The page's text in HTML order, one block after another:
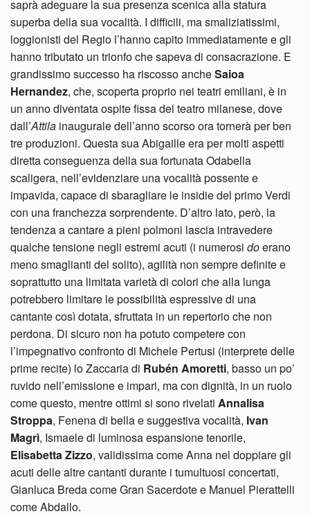
saprà adeguare la sua presenza scenica alla statura
superba della sua vocalità. I difficili, ma smaliziatissimi,
loggionisti del Regio l’hanno capito immediatamente e gli
hanno tributato un trionfo che sapeva di consacrazione. E
grandissimo successo ha riscosso ancheSaioa
Hernandez, che, scoperta proprio nei teatri emiliani, è in
un anno diventata ospite fissa del teatro milanese, dove
dall’Attila inaugurale dell’anno scorso ora tornerà per ben
tre produzioni. Questa sua Abigaille era per molti aspetti
diretta conseguenza della sua fortunata Odabella
scaligera, nell’evidenziare una vocalità possente e
impavida, capace di sbaragliare le insidie del primo Verdi
con una franchezza sorprendente. D’altro lato, però, la
tendenza a cantare a pieni polmoni lascia intravedere
qualche tensione negli estremi acuti (i numerosi doerano
meno smaglianti del solito), agilità non sempre definite e
soprattutto una limitata varietà di colori che alla lunga
potrebbero limitare le possibilità espressive di una
cantante così dotata, sfruttata in un repertorio che non
perdona. Di sicuro non ha potuto competere con
l’impegnativo confronto di Michele Pertusi (interprete delle
prime recite) lo Zaccaria di Rubén Amoretti, basso un po’
ruvido nell’emissione e impari, ma con dignità, in un ruolo
come questo, mentre ottimi si sono rivelati Annalisa
Stroppa, Fenena di bella e suggestiva vocalità, Ivan
Magrì, Ismaele di luminosa espansione tenorile,
Elisabetta Zizzo, validissima come Anna nel doppiare gli
acuti delle altre cantanti durante i tumultuosi concertati,
Gianluca Breda come Gran Sacerdote e Manuel Pierattelli
come Abdallo.